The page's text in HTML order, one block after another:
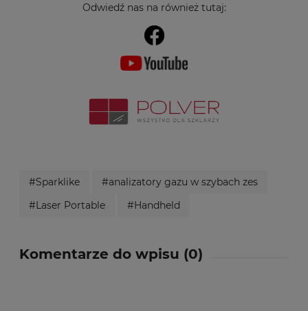
Odwiedź nas na również tutaj:
#Sparklike
#analizatory gazu w szybach zes
#Laser Portable
#Handheld
Komentarze do wpisu (0)